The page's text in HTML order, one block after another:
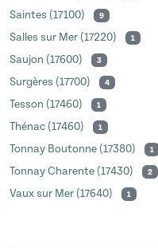
Saintes (17100) 9
Salles sur Mer (17220) 1
Saujon (17600) 3
Surgères (17700) 4
Tesson (17460) 1
Thénac (17460) 1
Tonnay Boutonne (17380) 1
Tonnay Charente (17430) 2
Vaux sur Mer (17640) 1